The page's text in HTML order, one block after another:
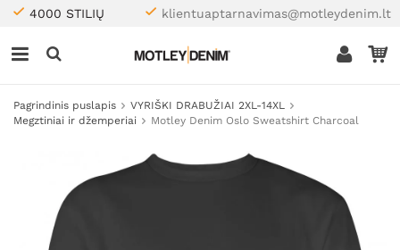
4000 STILIŲ klientuaptarnavimas@motleydenim.lt
Pagrindinis puslapis
VYRIŠKI DRABUŽIAI 2XL-14XL
Megztiniai ir džemperiai
Motley Denim Oslo Sweatshirt Charcoal